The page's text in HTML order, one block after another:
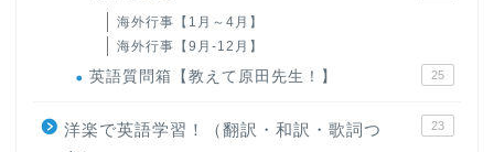
海外行事【1月～4月】
海外行事【9月-12月】
英語質問箱【教えて原田先生！】 25
洋楽で英語学習！（翻訳・和訳・歌詞つ
23